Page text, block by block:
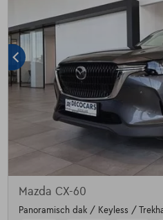
Mazda CX-60
Panoramisch dak / Keyless /